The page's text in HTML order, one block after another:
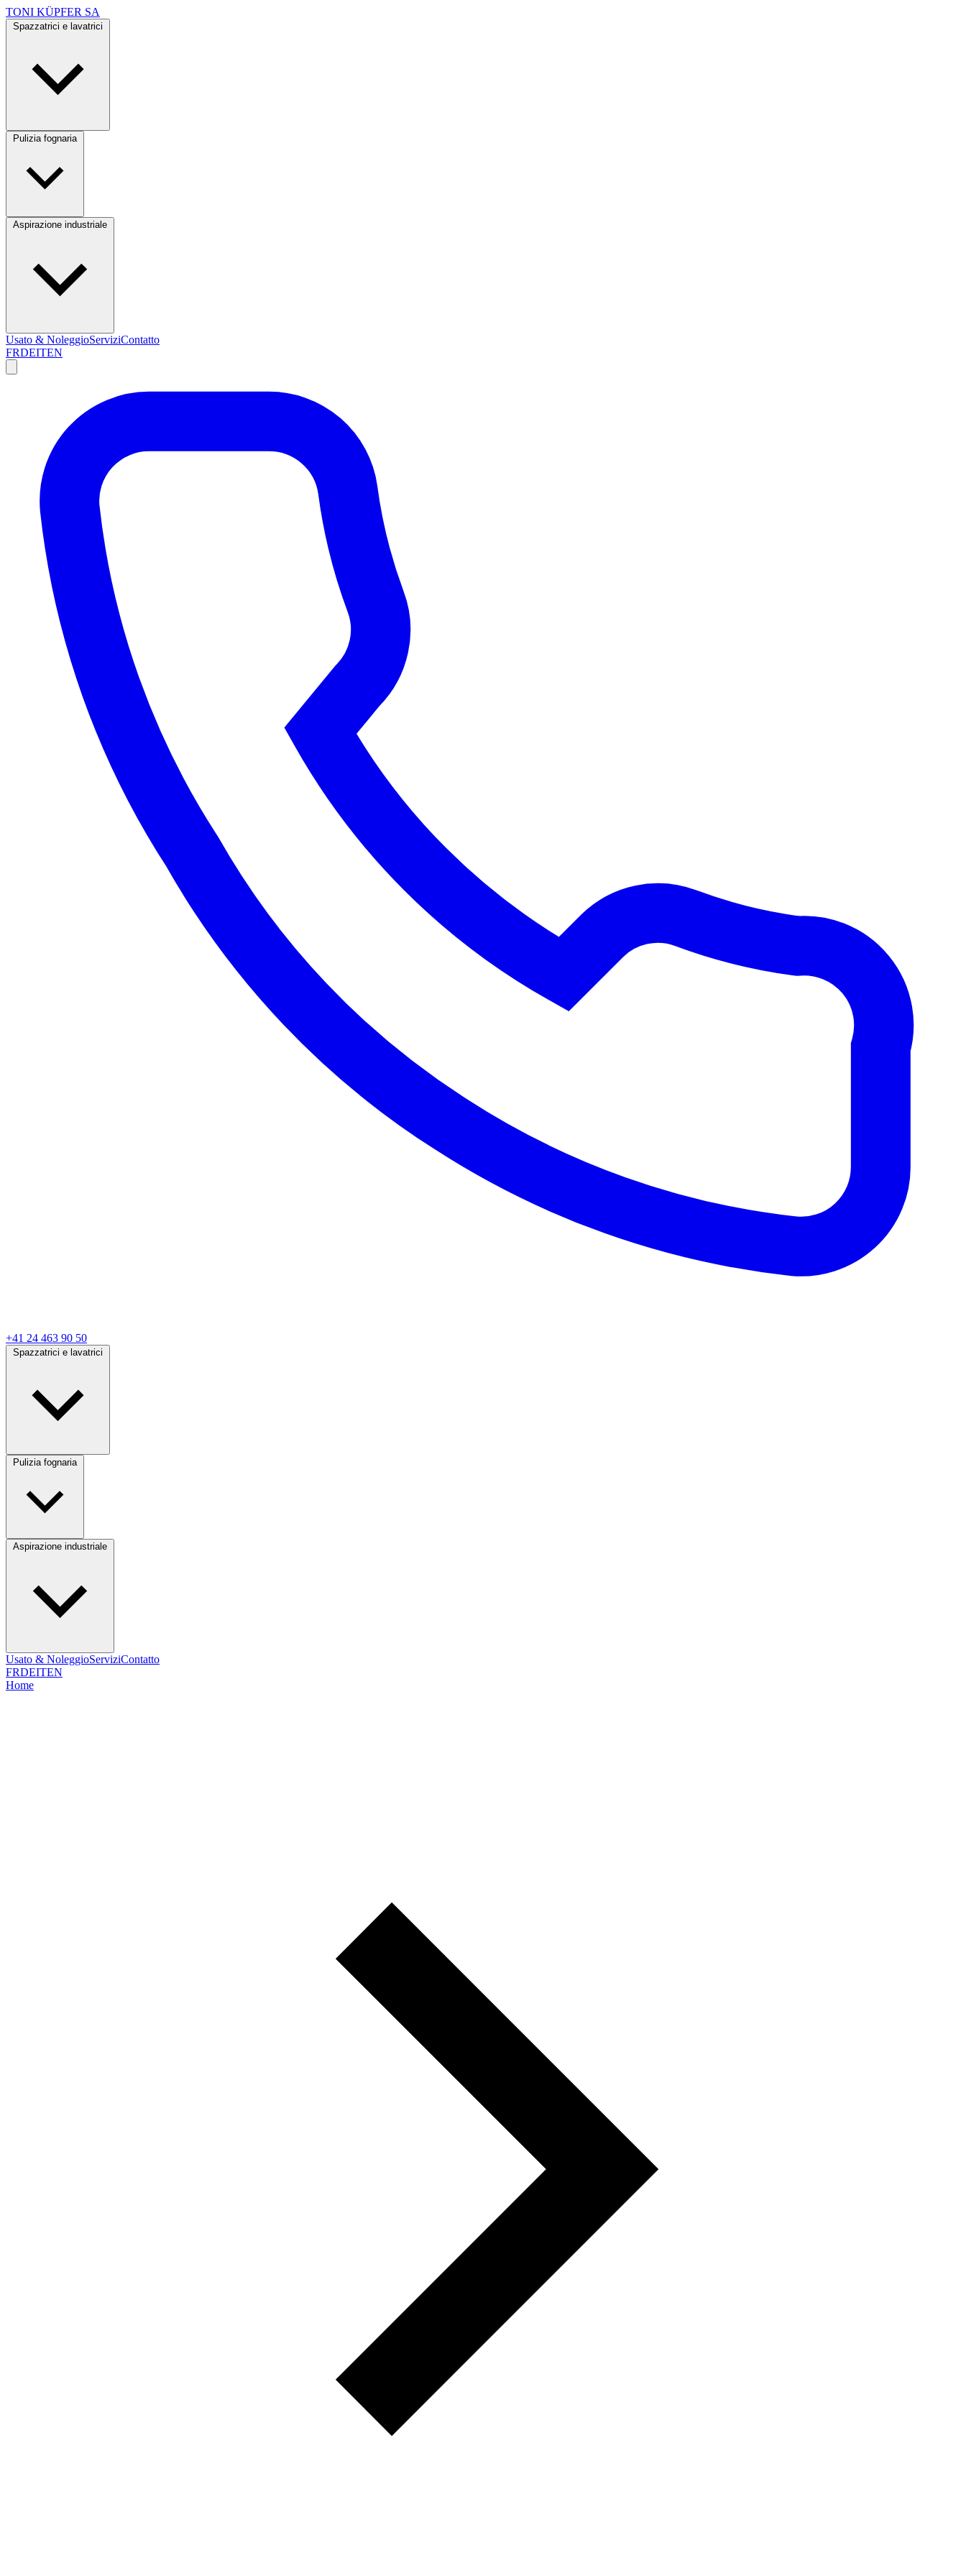
TONI KÜPFER SA
Pulizia fognaria
Usato & NoleggioServiziContatto
FRDEITEN
+41 24 463 90 50
Pulizia fognaria
Usato & NoleggioServiziContatto
FRDEITEN
Home